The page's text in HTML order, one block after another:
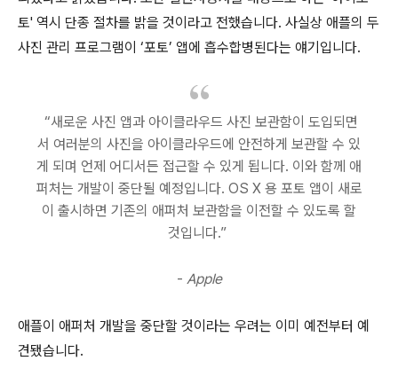
토' 역시 단종 절차를 밝을 것이라고 전했습니다. 사실상 애플의 두
사진 관리 프로그램이 ‘포토’ 앱에 흡수합병된다는 얘기입니다.
“새로운 사진 앱과 아이클라우드 사진 보관함이 도입되면
서 여러분의 사진을 아이클라우드에 안전하게 보관할 수 있
게 되며 언제 어디서든 접근할 수 있게 됩니다. 이와 함께 애
퍼처는 개발이 중단될 예정입니다. OS X 용 포토 앱이 새로
이 출시하면 기존의 애퍼처 보관함을 이전할 수 있도록 할
것입니다.”
- Apple
애플이 애퍼처 개발을 중단할 것이라는 우려는 이미 예전부터 예
견됐습니다.